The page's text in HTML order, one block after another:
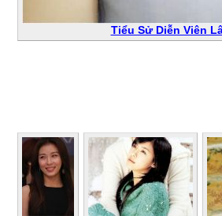
Tiểu Sử Diễn Viên